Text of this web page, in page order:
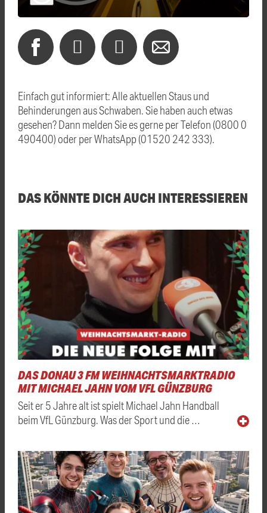
Einfach gut informiert: Alle aktuellen Staus und
Behinderungen aus Schwaben. Sie haben auch etwas
gesehen? Dann melden Sie es gerne per Telefon (0800 0
490400) oder per WhatsApp (01520 242 333).
DAS KÖNNTE DICH AUCH INTERESSIEREN
DAS DONAU 3 FM WEIHNACHTSMARKTRADIO
MIT MICHAEL JAHN VOM VFL GÜNZBURG
Seit er 5 Jahre alt ist spielt Michael Jahn Handball
beim VfL Günzburg. Was der Sport und die …